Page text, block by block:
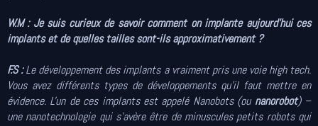
W.M : Je suis curieux de savoir comment on implante aujourd'hui ces
implants et de quelles tailles sont-ils approximativement ?
F.S :Le développement des implants a vraiment pris une voie high tech.
Vous avez différents types de développements qu'il faut mettre en
évidence. L'un de ces implants est appelé Nanobots (ou nanorobot) –
une nanotechnologie qui s'avère être de minuscules petits robots qui